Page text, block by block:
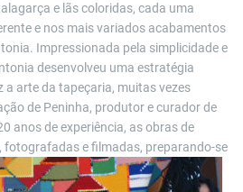
e lãs coloridas, cada uma
e nos mais variados acabamentos
Impressionada pela simplicidade e
desenvolveu uma estratégia
a arte da tapeçaria, muitas vezes
de Peninha, produtor e curador de
anos de experiência, as obras de
fotografadas e filmadas, preparando-se